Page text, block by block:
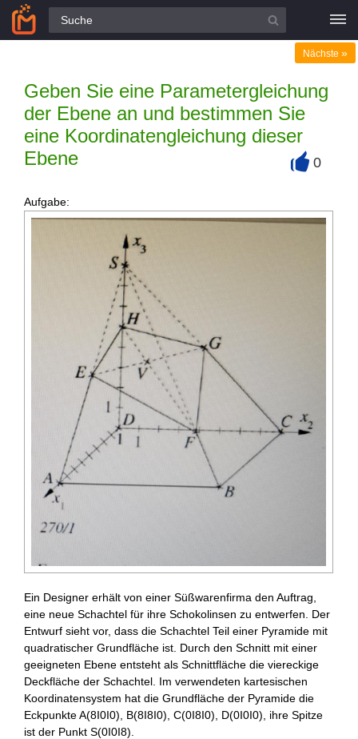
Alle Fragen
Geben Sie eine Parametergleichung
der Ebene an und bestimmen Sie
eine Koordinatengleichung dieser
Ebene
Nächste »
0
Aufgabe:
Ein Designer erhält von einer Süßwarenfirma den Auftrag,
eine neue Schachtel für ihre Schokolinsen zu entwerfen. Der
Entwurf sieht vor, dass die Schachtel Teil einer Pyramide mit
quadratischer Grundfläche ist. Durch den Schnitt mit einer
geeigneten Ebene entsteht als Schnittfläche die viereckige
Deckfläche der Schachtel. Im verwendeten kartesischen
Koordinatensystem hat die Grundfläche der Pyramide die
Eckpunkte A(8I0I0), B(8I8I0), C(0I8I0), D(0I0I0), ihre Spitze
ist der Punkt S(0I0I8).